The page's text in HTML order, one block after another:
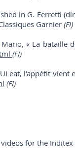
in G. Ferretti
Garnier (FI)
« La bataille
(FI)
l'appétit
(FI)
for the